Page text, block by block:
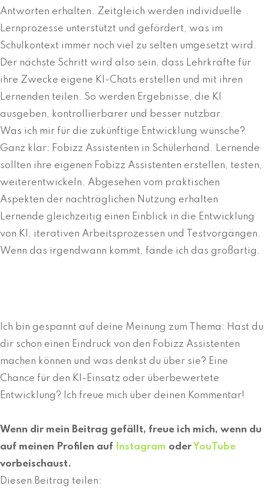
Antworten erhalten. Zeitgleich werden individuelle
Lernprozesse unterstützt und gefördert, was im
Schulkontext immer noch viel zu selten umgesetzt wird.
Der nächste Schritt wird also sein, dass Lehrkräfte für
ihre Zwecke eigene KI-Chats erstellen und mit ihren
Lernenden teilen. So werden Ergebnisse, die KI
ausgeben, kontrollierbarer und besser nutzbar.
Was ich mir für die zukünftige Entwicklung wünsche?
Ganz klar: Fobizz Assistenten in Schülerhand. Lernende
sollten ihre eigenen Fobizz Assistenten erstellen, testen,
weiterentwickeln. Abgesehen vom praktischen
Aspekten der nachträglichen Nutzung erhalten
Lernende gleichzeitig einen Einblick in die Entwicklung
von KI, iterativen Arbeitsprozessen und Testvorgängen.
Wenn das irgendwann kommt, fände ich das großartig.
Ich bin gespannt auf deine Meinung zum Thema: Hast du
dir schon einen Eindruck von den Fobizz Assistenten
machen können und was denkst du über sie? Eine
Chance für den KI-Einsatz oder überbewertete
Entwicklung? Ich freue mich über deinen Kommentar!
Wenn dir mein Beitrag gefällt, freue ich mich, wenn du
auf meinen Profilen auf
Instagram oderYouTube
vorbeischaust.
Diesen Beitrag teilen: